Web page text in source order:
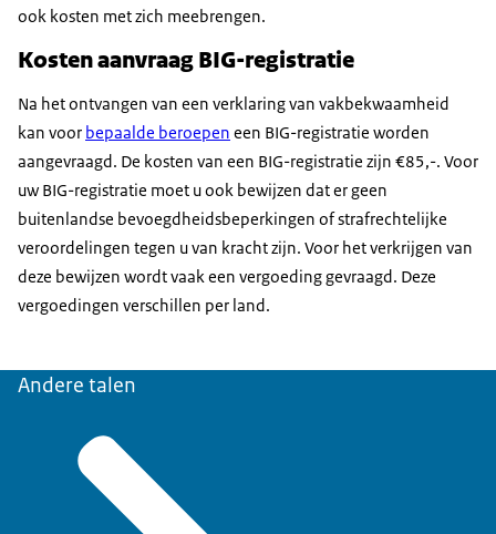
ook kosten met zich meebrengen.
Kosten aanvraag BIG-registratie
Na het ontvangen van een verklaring van vakbekwaamheid
kan voor bepaalde beroepen een BIG-registratie worden
aangevraagd. De kosten van een BIG-registratie zijn €85,-. Voor
uw BIG-registratie moet u ook bewijzen dat er geen
buitenlandse bevoegdheidsbeperkingen of strafrechtelijke
veroordelingen tegen u van kracht zijn. Voor het verkrijgen van
deze bewijzen wordt vaak een vergoeding gevraagd. Deze
vergoedingen verschillen per land.
Andere talen